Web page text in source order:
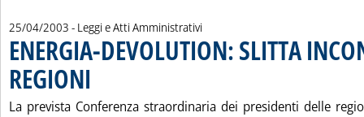
25/04/2003 - Leggi e Atti Amministrativi
ENERGIA-DEVOLUTION: SLITTA
REGIONI
La prevista Conferenza straordinaria dei presidenti delle